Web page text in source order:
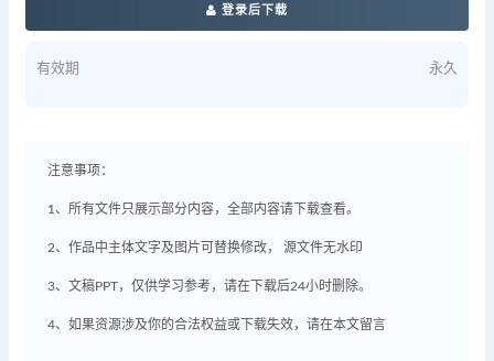
登录后下载
有效期 永久
注意事项：
1、所有文件只展示部分内容，全部内容请下载查看。
2、作品中主体文字及图片可替换修改， 源文件无水印
3、文稿PPT，仅供学习参考，请在下载后24小时删除。
4、如果资源涉及你的合法权益或下载失效，请在本文留言